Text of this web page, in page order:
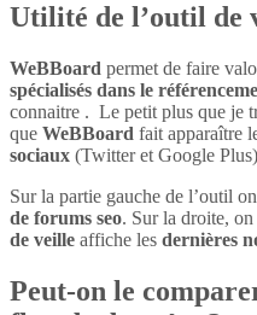
Utilité de l’outil de
WeBBoard permet de faire
spécialisés dans le
connaitre . Le petit plus que je
que WeBBoard fait apparaître
sociaux (Twitter et Google
Sur la partie gauche de l’outil
de forums seo. Sur la droite,
de veille affiche les dernières
Peut-on le